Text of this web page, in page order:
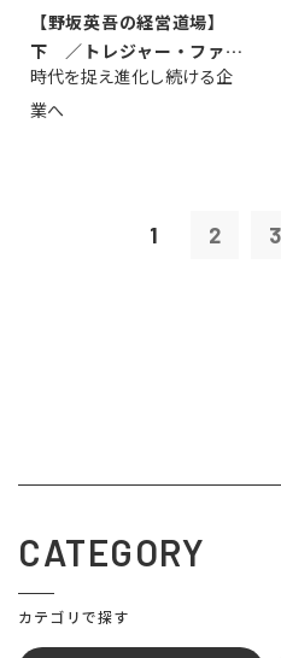
【野坂英吾の経営道場】
下 ／トレジャー・ファク
トリー社長野坂...
時代を捉え進化し続ける企
業へ
1 2 3
CATEGORY
カテゴリで探す